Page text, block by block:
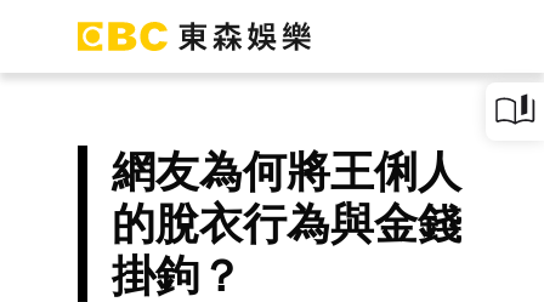
網友為何將王俐人
的脫衣行為與金錢
掛鉤？